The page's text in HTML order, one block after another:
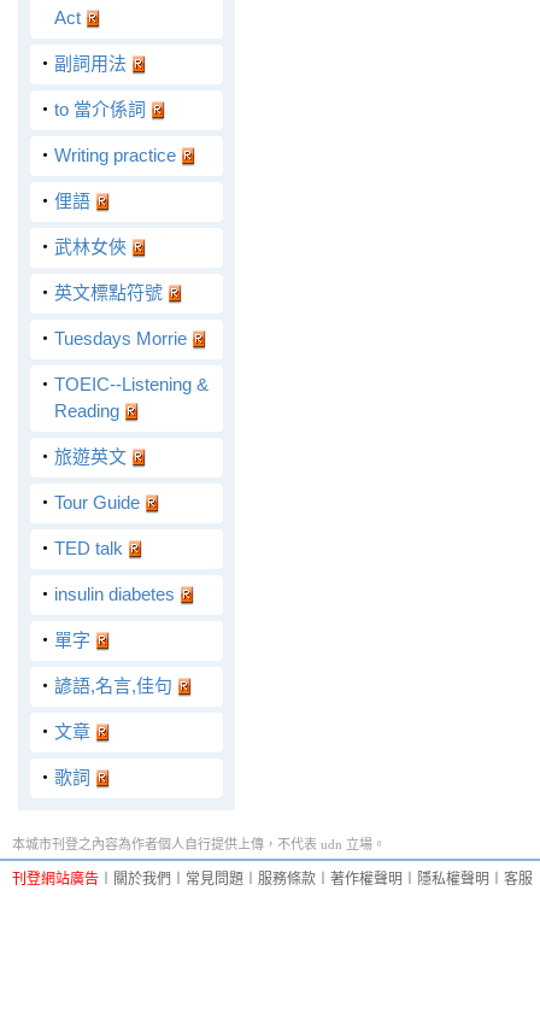
Act
‧ 副詞用法
‧ to 當介係詞
‧ Writing practice
‧ 俚語
‧ 武林女俠
‧ 英文標點符號
‧ Tuesdays Morrie
‧ TOEIC--Listening &
Reading
‧ 旅遊英文
‧ Tour Guide
‧ TED talk
‧ insulin diabetes
‧ 單字
‧ 諺語,名言,佳句
‧ 文章
‧ 歌詞
本城市刊登之內容為作者個人自行提供上傳，不代表 udn 立場。
刊登網站廣告 關於我們 常見問題 服務條款 著作權聲明 隱私權聲明 客服